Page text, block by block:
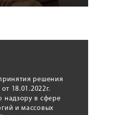
решения
18.01.2022г.
надзору в сфере
и массовых